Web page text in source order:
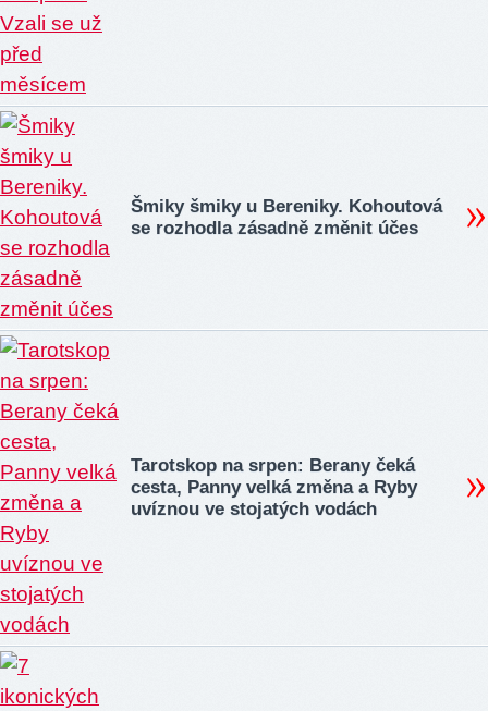
Šmiky šmiky u Bereniky. Kohoutová
se rozhodla zásadně změnit účes
Tarotskop na srpen: Berany čeká
cesta, Panny velká změna a Ryby
uvíznou ve stojatých vodách